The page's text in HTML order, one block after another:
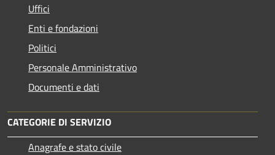
Uffici
Enti e fondazioni
Politici
Personale Amministrativo
Documenti e dati
CATEGORIE DI SERVIZIO
Anagrafe e stato civile